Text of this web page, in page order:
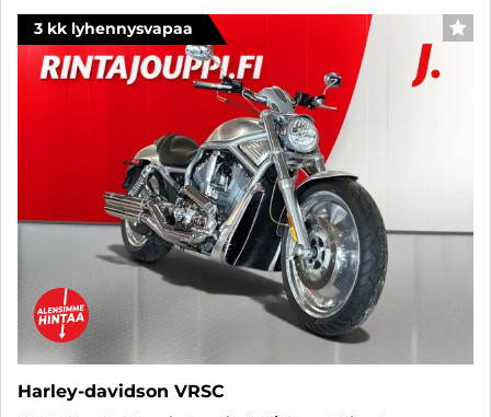
3 kk lyhennysvapaa
Harley-davidson VRSC